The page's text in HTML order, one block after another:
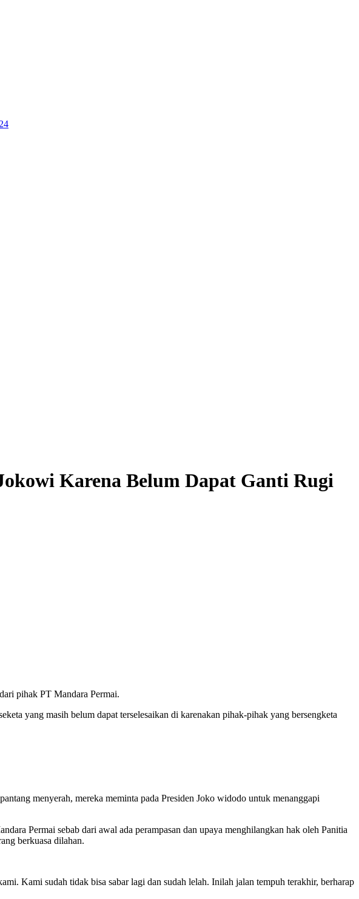
Karena Belum Dapat Ganti Rugi
pihak PT Mandara Permai.
yang masih belum dapat terselesaikan di karenakan pihak-pihak yang bersengketa
menyerah, mereka meminta pada Presiden Joko widodo untuk menanggapi
Permai sebab dari awal ada perampasan dan upaya menghilangkan hak oleh Panitia
berkuasa dilahan.
Kami sudah tidak bisa sabar lagi dan sudah lelah. Inilah jalan tempuh terakhir, berharap